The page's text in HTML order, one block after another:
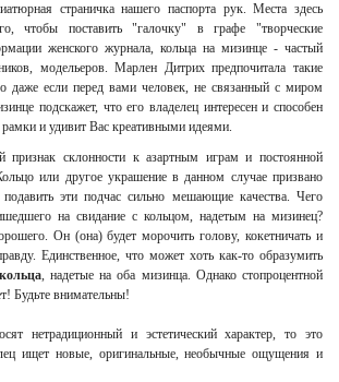
страничка нашего паспорта рук. Места здесь
чтобы поставить "галочку" в графе "творческие
женского журнала, кольца на мизинце - частый
модельеров. Марлен Дитрих предпочитала такие
даже если перед вами человек, не связанный с миром
подскажет, что его владелец интересен и способен
и удивит Вас креативными идеями.
признак склонности к азартным играм и постоянной
или другое украшение в данном случае призвано
эти подчас сильно мешающие качества. Чего
на свидание с кольцом, надетым на мизинец?
Он (она) будет морочить голову, кокетничать и
Единственное, что может хоть как-то образумить
кольца, надетые на оба мизинца. Однако стопроцентной
Будьте внимательны!
нетрадиционный и эстетический характер, то это
ищет новые, оригинальные, необычные ощущения и